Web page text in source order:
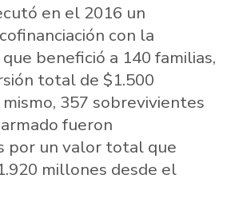
en el 2016 un
con la
benefició a 140 familias,
total de $1.500
357 sobrevivientes
fueron
por un valor total que
millones desde el